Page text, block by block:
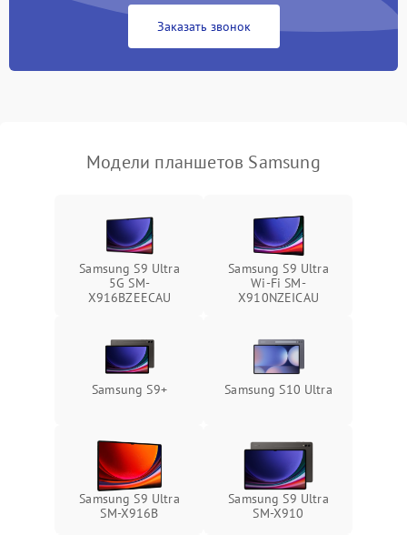
Сенсорное управление
Проблемы с механикой
Кнопки и органы управления
Заказать звонок
Модели планшетов Samsung
Samsung S9 Ultra
5G SM-
X916BZEECAU
Samsung S9 Ultra
Wi-Fi SM-
X910NZEICAU
Samsung S9+ Samsung S10 Ultra
Samsung S9 Ultra
SM-X916B
Samsung S9 Ultra
SM-X910